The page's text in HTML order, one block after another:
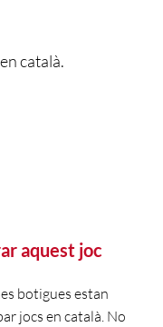
català.
aquest joc
botigues estan
jocs en català. No